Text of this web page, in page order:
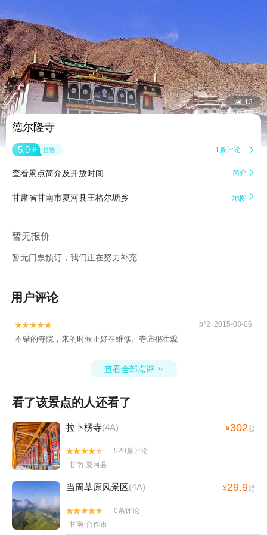
 13
德尔隆寺
5.0 分 超赞 1条评论 
查看景点简介及开放时间 简介 
甘肃省甘南市夏河县王格尔塘乡 地图 
暂无报价
暂无门票预订，我们正在努力补充
用户评论

 p*2 2015-08-06
不错的寺院，来的时候正好在维修。寺庙很壮观
查看全部点评 
看了该景点的人还看了
拉卜楞寺(4A) ¥302起


520条评论
甘南·夏河县
当周草原风景区(4A) ¥29.9起


0条评论
甘南·合作市
